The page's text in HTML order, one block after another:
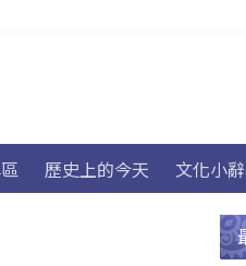
歷史上的今天 文化小